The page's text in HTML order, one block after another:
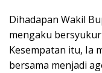
Dihadapan Wakil
mengaku
Kesempatan itu, Ia
bersama menjadi